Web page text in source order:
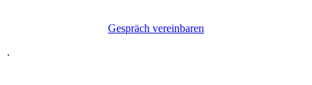
Gespräch vereinbaren
.